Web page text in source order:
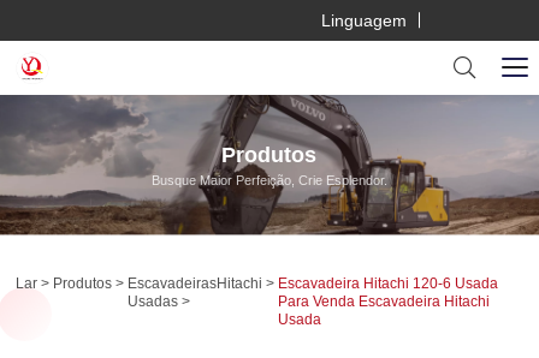
Linguagem
Produtos
Busque Maior Perfeição, Crie Esplendor.
Lar Produtos
Escavadeiras
Usadas
Hitachi
Escavadeira Hitachi 120-6 Usada
Para Venda Escavadeira Hitachi
Usada